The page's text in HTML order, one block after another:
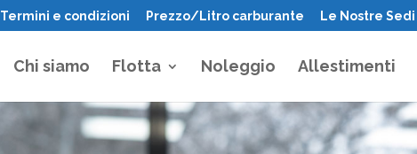
Termini e condizioni Prezzo/Litro carburante Le Nostre Sedi
Chi siamo Flotta Noleggio Allestimenti